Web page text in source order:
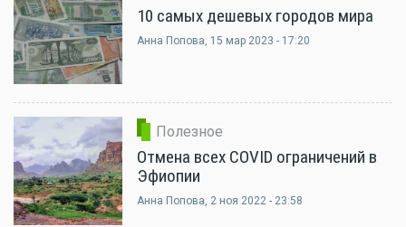
10 самых дешевых городов мира
Анна Попова, 15 мар 2023 - 17:20
Полезное
Отмена всех COVID ограничений в
Эфиопии
Анна Попова, 2 ноя 2022 - 23:58